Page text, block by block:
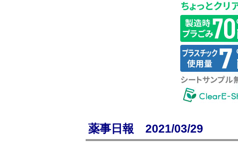
薬事日報 2021/03/29